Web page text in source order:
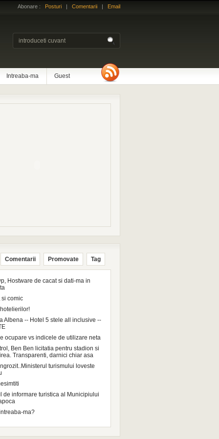
Abonare : Posturi | Comentarii | Email
Intreaba-ma Guest
Comentarii Promovate Tag
Hostware de cacat si dati-ma in
si comic
Albena -- Hotel 5 stele all inclusive --
ocupare vs indicele de utilizare neta
Ben Ben licitatia pentru stadion si
Transparenti, darnici chiar asa
turismului loveste
de informare turistica al Municipiului
ma?